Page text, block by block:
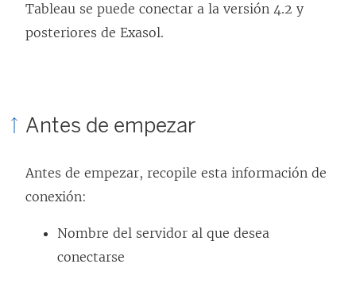
Tableau se puede conectar a la versión 4.2 y
posteriores de Exasol.
Antes de empezar
Antes de empezar, recopile esta información de
conexión:
Nombre del servidor al que desea
conectarse